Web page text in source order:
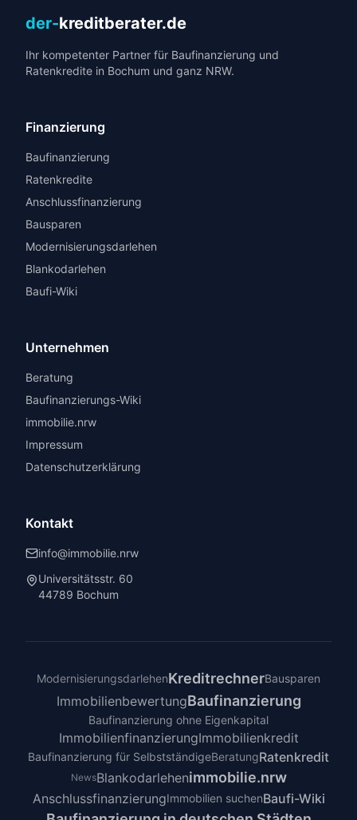
der-kreditberater.de
Ihr kompetenter Partner für Baufinanzierung und
Ratenkredite in Bochum und ganz NRW.
Finanzierung
Baufinanzierung
Ratenkredite
Anschlussfinanzierung
Bausparen
Modernisierungsdarlehen
Blankodarlehen
Baufi-Wiki
Unternehmen
Beratung
Baufinanzierungs-Wiki
immobilie.nrw
Impressum
Datenschutzerklärung
Kontakt
info@immobilie.nrw
Universitätsstr. 60
44789 Bochum
ModernisierungsdarlehenKreditrechnerBausparen
ImmobilienbewertungBaufinanzierung
Baufinanzierung ohne Eigenkapital
ImmobilienfinanzierungImmobilienkredit
Baufinanzierung für SelbstständigeBeratungRatenkredit
NewsBlankodarlehenimmobilie.nrw
AnschlussfinanzierungImmobilien suchenBaufi-Wiki